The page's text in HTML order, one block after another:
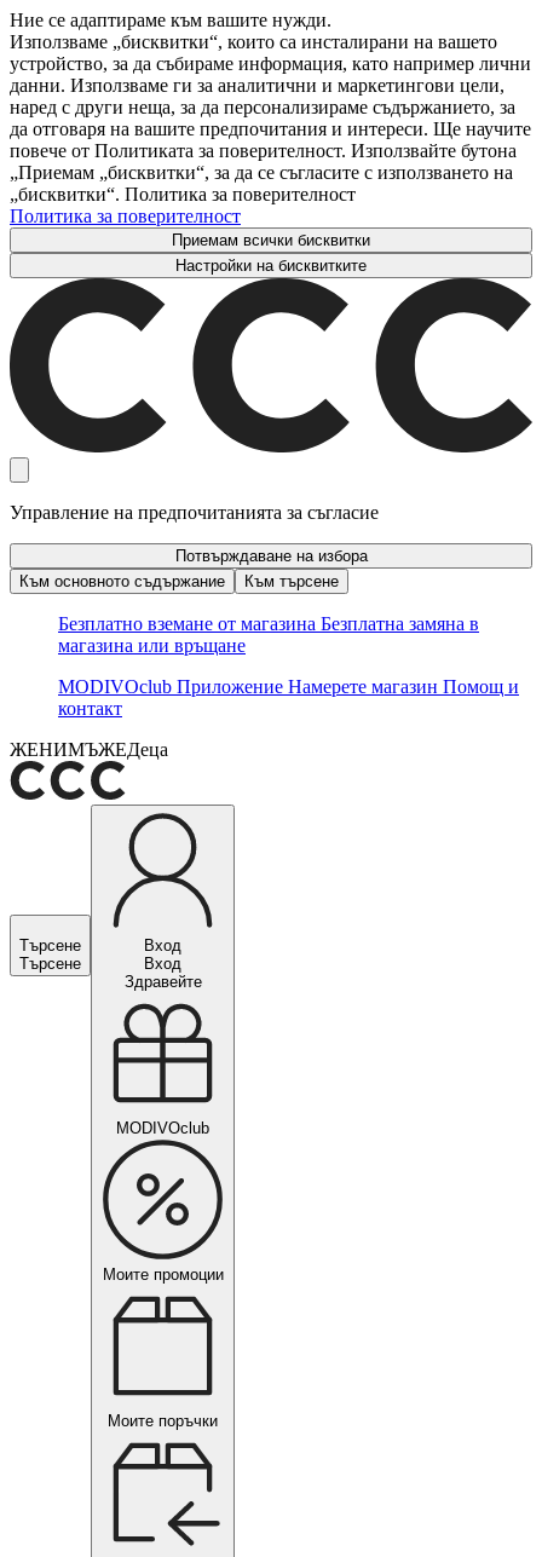
Ние се адаптираме към вашите нужди.
Използваме „бисквитки“, които са инсталирани на вашето
устройство, за да събираме информация, като например лични
данни. Използваме ги за аналитични и маркетингови цели,
наред с други неща, за да персонализираме съдържанието, за
да отговаря на вашите предпочитания и интереси. Ще научите
повече от Политиката за поверителност. Използвайте бутона
„Приемам „бисквитки“, за да се съгласите с използването на
„бисквитки“. Политика за поверителност
Политика за поверителност
Приемам всички бисквитки
Настройки на бисквитките
Управление на предпочитанията за съгласие
Потвърждаване на избора
Към основното съдържание
Към търсене
Безплатно вземане от магазина Безплатна замяна в
магазина или връщане
MODIVOclub Приложение Намерете магазин Помощ и
контакт
ЖЕНИМЪЖЕДеца
Търсене
Търсене
Вход
Вход
Здравейте
MODIVOclub
Моите промоции
Моите поръчки